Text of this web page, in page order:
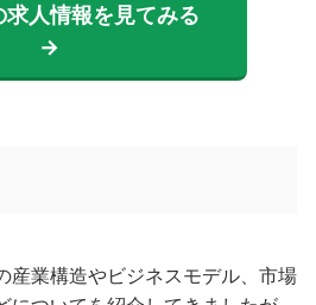
求人情報を見てみる
→
産業構造やビジネスモデル、市場